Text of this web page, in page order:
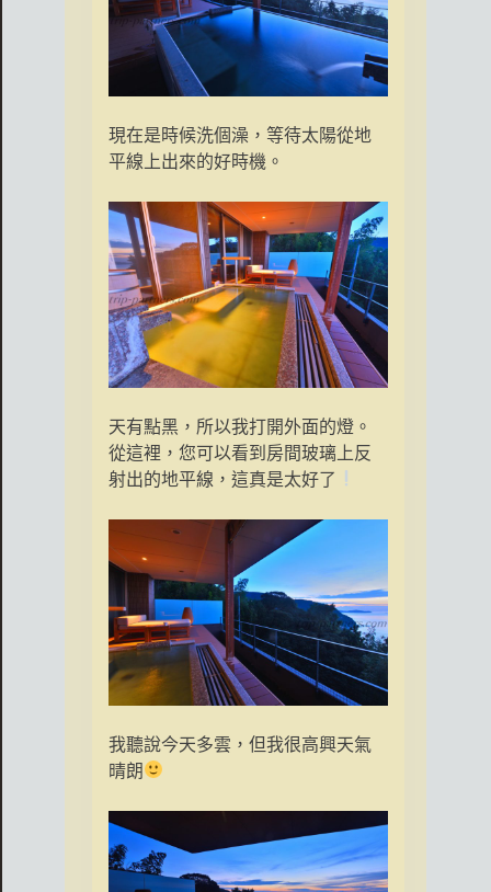
現在是時候洗個澡，等待太陽從地
平線上出來的好時機。
天有點黑，所以我打開外面的燈。
從這裡，您可以看到房間玻璃上反
射出的地平線，這真是太好了
我聽說今天多雲，但我很高興天氣
晴朗